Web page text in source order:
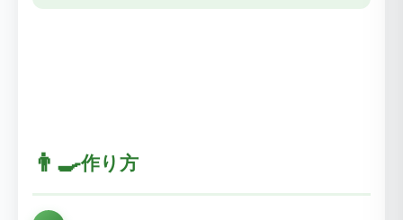
👨‍🍳作り方